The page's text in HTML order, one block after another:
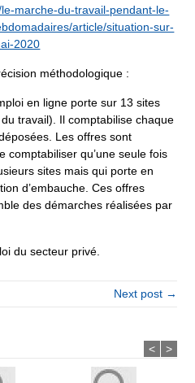
marche-du-travail-pendant-le-
article/situation-sur-
2020
méthodologique :
en ligne porte sur 13 sites
travail). Il comptabilise chaque
Les offres sont
comptabiliser qu’une seule fois
sites mais qui porte en
d’embauche. Ces offres
des démarches réalisées par
du secteur privé.
Next post →
< >